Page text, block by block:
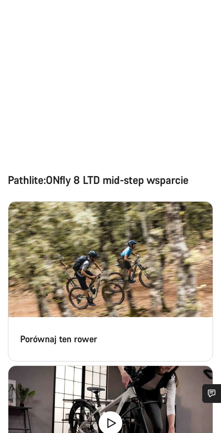
Pathlite:ONfly 8 LTD mid-step wsparcie
Porównaj ten rower
Potrzebujesz pomocy?